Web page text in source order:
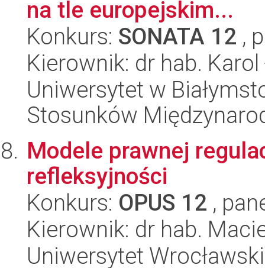
na tle europejskim...
Konkurs: SONATA 12 ,
Kierownik: dr hab.
Uniwersytet w
Stosunków
Modele prawnej
refleksyjności
Konkurs: OPUS 12 ,
Kierownik: dr hab.
Uniwersytet